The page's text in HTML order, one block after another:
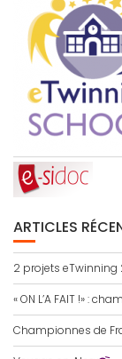
ARTICLES
2 projets eTwinning
« ON L’A FAIT !» :
Championnes de